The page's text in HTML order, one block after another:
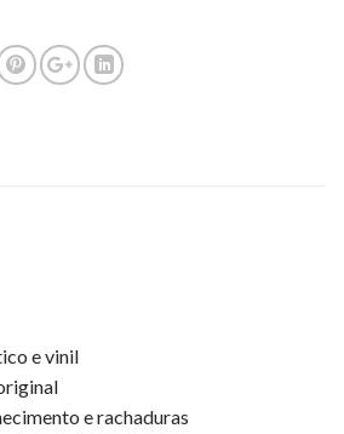
e vinil
e rachaduras